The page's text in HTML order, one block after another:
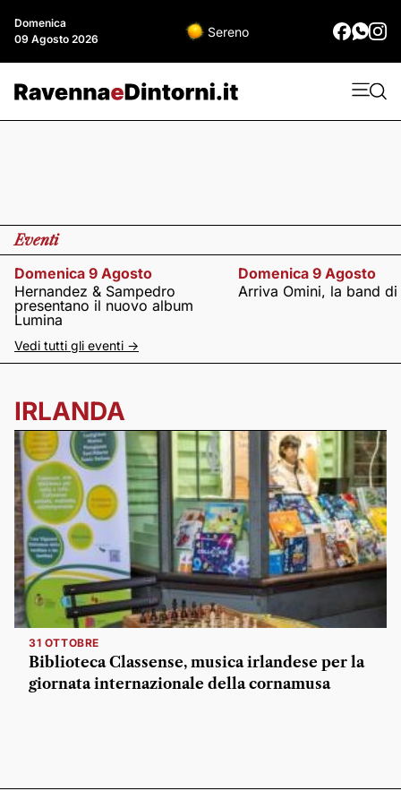
Domenica
09 Agosto 2026
Sereno
Eventi
Domenica 9 Agosto
Hernandez & Sampedro
presentano il nuovo album
Lumina
Domenica 9 Agosto
Arriva Omini, la band
Vedi tutti gli eventi ->
IRLANDA
31 OTTOBRE
Biblioteca Classense, musica irlandese per la
giornata internazionale della cornamusa